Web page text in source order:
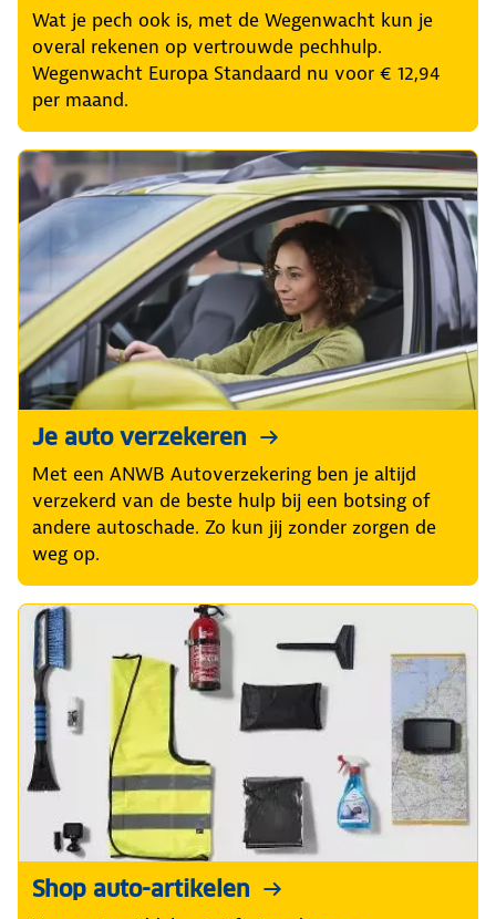
Wat je pech ook is, met de Wegenwacht kun je
overal rekenen op vertrouwde pechhulp.
Wegenwacht Europa Standaard nu voor € 12,94
per maand.
Je auto verzekeren
Met een ANWB Autoverzekering ben je altijd
verzekerd van de beste hulp bij een botsing of
andere autoschade. Zo kun jij zonder zorgen de
weg op.
Shop auto-artikelen